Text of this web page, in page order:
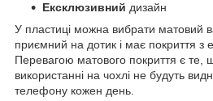
Ексклюзивний дизайн
У пластиці можна вибрати матовий
приємний на дотик і має покриття з
Перевагою матового покриття є те,
використанні на чохлі не будуть
телефону кожен день.